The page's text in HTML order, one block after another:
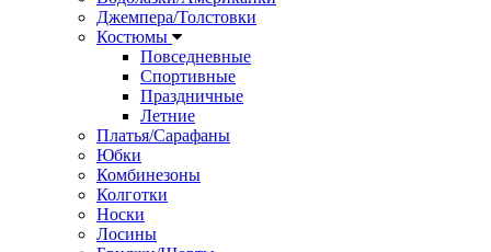
Джемпера/Толстовки
Костюмы
Повседневные
Спортивные
Праздничные
Летние
Платья/Сарафаны
Юбки
Комбинезоны
Колготки
Носки
Лосины